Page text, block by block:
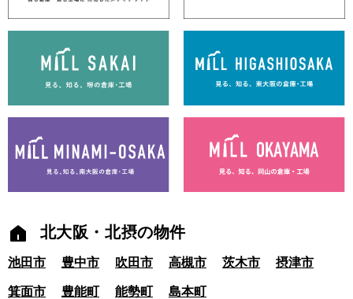
北大阪・北摂の物件
池田市 豊中市 吹田市 高槻市 茨木市 摂津市
箕面市 豊能町 能勢町 島本町